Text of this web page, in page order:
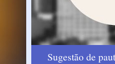
Sugestão de